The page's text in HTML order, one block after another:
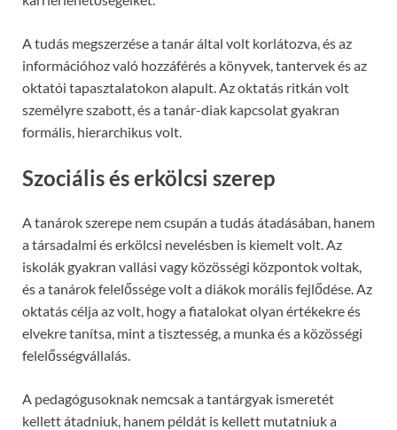
A tudás megszerzése a tanár által volt korlátozva, és az
információhoz való hozzáférés a könyvek, tantervek és az
oktatói tapasztalatokon alapult. Az oktatás ritkán volt
személyre szabott, és a tanár-diak kapcsolat gyakran
formális, hierarchikus volt.
Szociális és erkölcsi szerep
A tanárok szerepe nem csupán a tudás átadásában, hanem
a társadalmi és erkölcsi nevelésben is kiemelt volt. Az
iskolák gyakran vallási vagy közösségi központok voltak,
és a tanárok felelőssége volt a diákok morális fejlődése. Az
oktatás célja az volt, hogy a fiatalokat olyan értékekre és
elvekre tanítsa, mint a tisztesség, a munka és a közösségi
felelősségvállalás.
A pedagógusoknak nemcsak a tantárgyak ismeretét
kellett átadniuk, hanem példát is kellett mutatniuk a